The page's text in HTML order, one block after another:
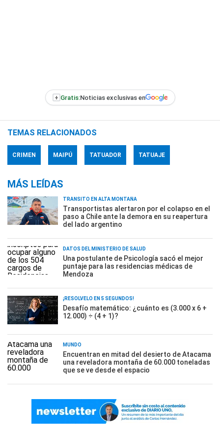
+ Gratis:Noticias exclusivas en
TEMAS RELACIONADOS
CRIMEN MAIPÚ TATUADOR TATUAJE
MÁS LEÍDAS
TRÁNSITO EN ALTA MONTAÑA
Transportistas alertaron por el colapso en el
paso a Chile ante la demora en su reapertura
del lado argentino
DATOS DEL MINISTERIO DE SALUD
Una postulante de Psicología sacó el mejor
puntaje para las residencias médicas de
Mendoza
¡RESOLVELO EN 5 SEGUNDOS!
Desafío matemático: ¿cuánto es (3.000 x 6 +
12.000) ÷ (4 + 1)?
MUNDO
Encuentran en mitad del desierto de Atacama
una reveladora montaña de 60.000 toneladas
que se ve desde el espacio